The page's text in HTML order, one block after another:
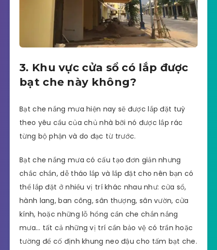
3. Khu vực cửa sổ có lắp được
bạt che này không?
Bạt che nắng mưa hiện nay sẽ được lắp đặt tuỳ
theo yêu cầu của chủ nhà bỡi nó được lắp rác
từng bộ phận và do đạc từ trước.
Bạt che nắng mưa có cấu tạo đơn giản nhưng
chắc chắn, dễ tháo lắp và lắp đặt cho nên bạn có
thể lắp đặt ở nhiều vị trí khác nhau như: cửa sổ,
hành lang, ban công, sân thượng, sân vườn, cửa
kính, hoặc những lỗ hổng cần che chắn nắng
mưa… tất cả những vị trí cần bảo vệ có trần hoặc
tường để cố định khung neo đậu cho tấm bạt che.